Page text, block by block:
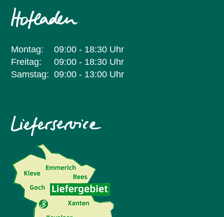
Montag:
09:00 - 18:30 Uhr
Freitag:
09:00 - 18:30 Uhr
Samstag: 09:00 - 13:00 Uhr